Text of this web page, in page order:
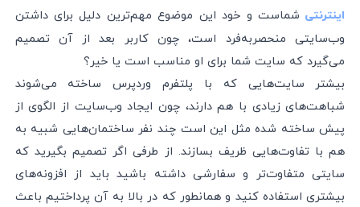
اینترنتی شماست و خود این موضوع مهم‌ترین دلیل برای داشتن
وب‌سایتی منحصر‌به‌فرد است، چون کاربر بعد از آن تصمیم
می‌گیرد که سایت شما برای او مناسب است یا خیر؟
بیشتر سایت‌هایی که با پلتفرم وردپرس ساخته می‌شوند
شباهت‌های زیادی با هم دارند، چون ایجاد وب‌سایت از الگوی از
پیش ساخته شده مثل این است چند نفر ساختمان‌هایی شبیه به
هم با تفاوت‌هایی ظریف بسازند. از طرفی اگر تصمیم بگیرید که
سایتی متفاوت‌تر و سفارشی داشته باشید باید از افزونه‌های
بیشتری استفاده کنید و همانطور که در بالا به آن پرداختیم باعث